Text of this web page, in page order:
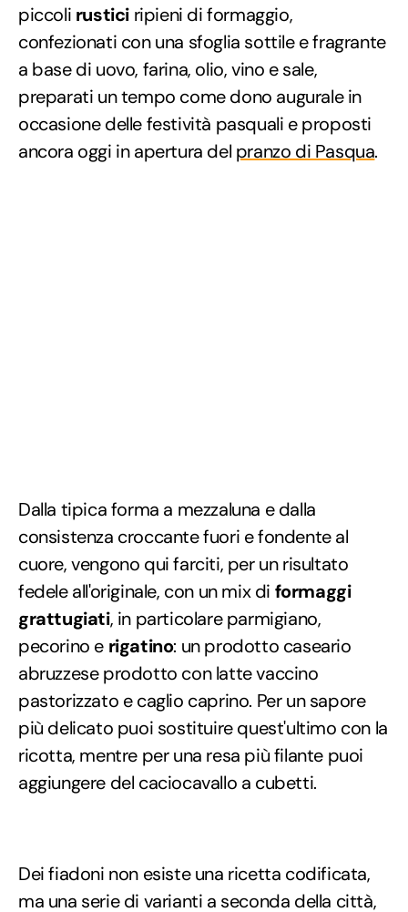
piccoli rustici ripieni di formaggio,
confezionati con una sfoglia sottile e fragrante
a base di uovo, farina, olio, vino e sale,
preparati un tempo come dono augurale in
occasione delle festività pasquali e proposti
ancora oggi in apertura del pranzo di Pasqua.
Dalla tipica forma a mezzaluna e dalla
consistenza croccante fuori e fondente al
cuore, vengono qui farciti, per un risultato
fedele all'originale, con un mix di formaggi
grattugiati, in particolare parmigiano,
pecorino e rigatino: un prodotto caseario
abruzzese prodotto con latte vaccino
pastorizzato e caglio caprino. Per un sapore
più delicato puoi sostituire quest'ultimo con la
ricotta, mentre per una resa più filante puoi
aggiungere del caciocavallo a cubetti.
Dei fiadoni non esiste una ricetta codificata,
ma una serie di varianti a seconda della città,